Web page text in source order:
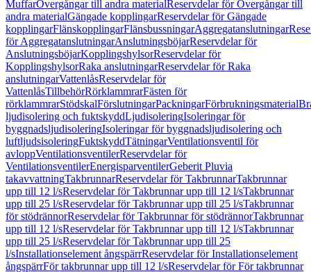
MuffarÖvergångar till andra materialReservdelar för Övergångar till
andra materialGängade kopplingarReservdelar för Gängade
kopplingarFlänskopplingarFlänsbussningarAggregatanslutningar
för AggregatanslutningarAnslutningsböjarReservdelar för
AnslutningsböjarKopplingshylsorReservdelar för
KopplingshylsorRaka anslutningarReservdelar för Raka
anslutningarVattenlåsReservdelar för
VattenlåsTillbehörRörklammrarFästen för
rörklammrarStödskalFörslutningarPackningarFörbrukningsmaterial
ljudisolering och fuktskyddLjudisoleringIsoleringar för
byggnadsljudisoleringIsoleringar för byggnadsljudisolering och
luftljudsisoleringFuktskyddTätningarVentilationsventil för
avloppVentilationsventilerReservdelar för
VentilationsventilerEnergisparventilerGeberit Pluvia
takavvattningTakbrunnarReservdelar för TakbrunnarTakbrunnar
upp till 12 l/sReservdelar för Takbrunnar upp till 12 l/sTakbrunnar
upp till 25 l/sReservdelar för Takbrunnar upp till 25 l/sTakbrunnar
för stödrännorReservdelar för Takbrunnar för stödrännorTakbrunnar
upp till 12 l/sReservdelar för Takbrunnar upp till 12 l/sTakbrunnar
upp till 25 l/sReservdelar för Takbrunnar upp till 25
l/sInstallationselement ångspärrReservdelar för Installationselement
ångspärrFör takbrunnar upp till 12 l/sReservdelar för För takbrunnar